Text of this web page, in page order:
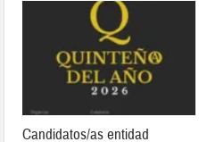
Candidatos/as entidad